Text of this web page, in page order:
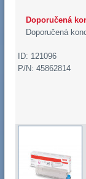
Doporučená
Doporučená
ID: 121096
P/N: 45862814